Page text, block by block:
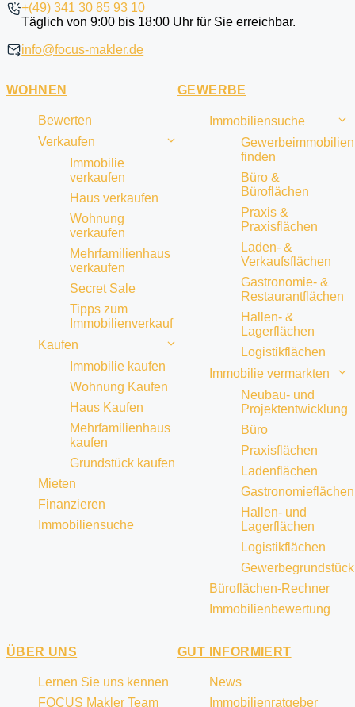
+(49) 341 30 85 93 10
Täglich von 9:00 bis 18:00 Uhr für Sie erreichbar.
info@focus-makler.de
WOHNEN
Bewerten
Verkaufen
Immobilie
verkaufen
Haus verkaufen
Wohnung
verkaufen
Mehrfamilienhaus
verkaufen
Secret Sale
Tipps zum
Immobilienverkauf
Kaufen
Immobilie kaufen
Wohnung Kaufen
Haus Kaufen
Mehrfamilienhaus
kaufen
Grundstück kaufen
Mieten
Finanzieren
Immobiliensuche
GEWERBE
Immobiliensuche
Gewerbeimmobilien
finden
Büro &
Büroflächen
Praxis &
Praxisflächen
Laden- &
Verkaufsflächen
Gastronomie- &
Restaurantflächen
Hallen- &
Lagerflächen
Logistikflächen
Immobilie vermarkten
Neubau- und
Projektentwicklung
Büro
Praxisflächen
Ladenflächen
Gastronomieflächen
Hallen- und
Lagerflächen
Logistikflächen
Gewerbegrundstück
Büroflächen-Rechner
Immobilienbewertung
ÜBER UNS
Lernen Sie uns kennen
FOCUS Makler Team
GUT INFORMIERT
News
Immobilienratgeber